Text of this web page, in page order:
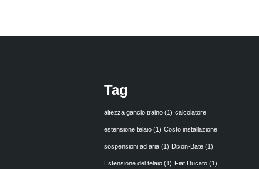
Tag
altezza gancio traino (1) calcolatore
estensione telaio (1) Costo installazione
sospensioni ad aria (1) Dixon-Bate (1)
Estensione del telaio (1) Fiat Ducato (1)